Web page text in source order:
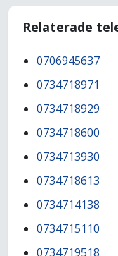
Relaterade
0706945637
0734718971
0734718929
0734718600
0734713930
0734718613
0734714138
0734715110
0734719518